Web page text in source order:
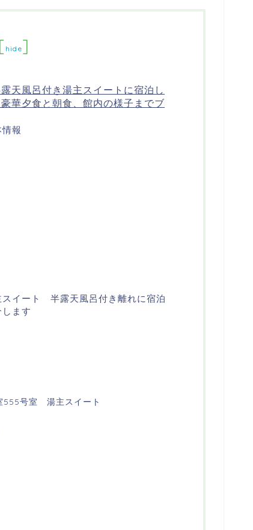
[ hide]
風呂付き湯主スイートに宿泊し
華夕食と朝食、館内の様子までブ
報
ート 半露天風呂付き離れに宿泊
ます
555号室 湯主スイート